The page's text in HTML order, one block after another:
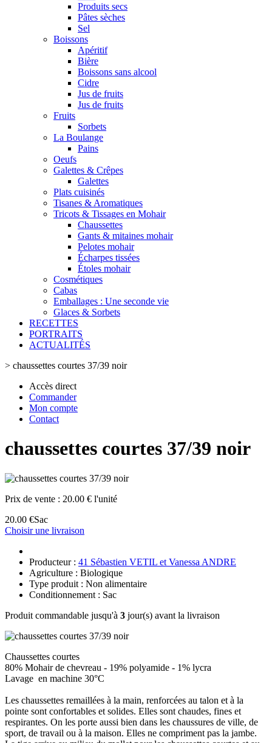
Produits secs
Pâtes sèches
Sel
Boissons
Apéritif
Bière
Boissons sans alcool
Cidre
Jus de fruits
Jus de fruits
Fruits
Sorbets
La Boulange
Pains
Oeufs
Galettes & Crêpes
Galettes
Plats cuisinés
Tisanes & Aromatiques
Tricots & Tissages en Mohair
Chaussettes
Gants & mitaines mohair
Pelotes mohair
Écharpes tissées
Étoles mohair
Cosmétiques
Cabas
Emballages : Une seconde vie
Glaces & Sorbets
RECETTES
PORTRAITS
ACTUALITÉS
> chaussettes courtes 37/39 noir
Accès direct
Commander
Mon compte
Contact
chaussettes courtes 37/39 noir
Prix de vente : 20.00 € l'unité
20.00 €Sac
Choisir une livraison
Producteur : 41 Sébastien VETIL et Vanessa ANDRE
Agriculture : Biologique
Type produit : Non alimentaire
Conditionnement : Sac
Produit commandable jusqu'à 3 jour(s) avant la livraison
Chaussettes courtes
80% Mohair de chevreau - 19% polyamide - 1% lycra
Lavage en machine 30°C
Les chaussettes remaillées à la main, renforcées au talon et à la
pointe sont confortables et solides. Elles sont chaudes, fines et
respirantes. On les porte aussi bien dans les chaussures de ville, de
sport, de travail ou à la maison. Elles ne compriment pas la jambe.